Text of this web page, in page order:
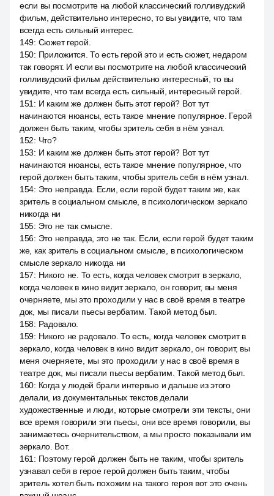
если вы посмотрите на любой классический голливудский
фильм, действительно интересно, то вы увидите, что там
всегда есть сильный интерес.
149: Сюжет герой.
150: Приложится. То есть герой это и есть сюжет, недаром
так говорят. И если вы посмотрите на любой классический
голливудский фильм действительно интересный, то вы
увидите, что там всегда есть сильный, интересный герой.
151 : И каким же должен быть этот герой? Вот тут
начинаются нюансы, есть такое мнение популярное. Герой
должен быть таким, чтобы зритель себя в нём узнал.
152: Что?
153: И каким же должен быть этот герой? Вот тут
начинаются нюансы, есть такое мнение популярное, что
герой должен быть таким, чтобы зритель себя в нём узнал.
154: Это неправда. Если, если герой будет таким же, как
зритель в социальном смысле, в психологическом зеркало
никогда ни
155: Это не так смысле.
156: Это неправда, это не так. Если, если герой будет таким
же, как зритель в социальном смысле, в психологическом
смысле зеркало никогда ни
157: Никого не. То есть, когда человек смотрит в зеркало,
когда человек в кино видит зеркало, он говорит, вы меня
очерняете, мы это проходили у нас в своё время в театре
док, мы писали пьесы вербатим. Такой метод был.
158: Радовало.
159: Никого не радовало. То есть, когда человек смотрит в
зеркало, когда человек в кино видит зеркало, он говорит, вы
меня очерняете, мы это проходили у нас в своё время в
театре док, мы писали пьесы вербатим. Такой метод был.
160: Когда у людей брали интервью и дальше из этого
делали, из документальных текстов делали
художественные и люди, которые смотрели эти тексты, они
все время говорили эти пьесы, они все время говорили, вы
занимаетесь очернительством, а мы просто показывали им
зеркало. Вот.
161 : Поэтому герой должен быть не таким, чтобы зритель
узнавал себя в герое герой должен быть таким, чтобы
зритель хотел быть похожим на такого героя вот это очень